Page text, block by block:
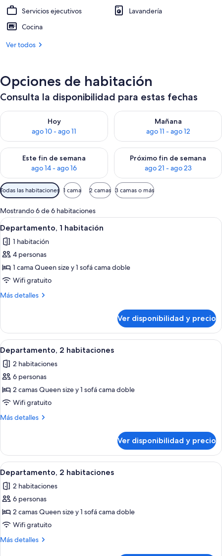
Servicios ejecutivos
Lavandería
Cocina
Ver todos
Opciones de habitación
Consulta la disponibilidad para estas fechas
Hoy
ago 10 - ago 11
Consulta la disponibilidad para hoy ago 10 - ago 11
Mañana
ago 11 - ago 12
Consulta la disponibilidad
Este fin de semana
ago 14 - ago 16
Consulta la disponibilidad para este fin de semana ago 14 -
Próximo fin de semana
ago 21 - ago 23
Consulta la disponibilidad
Filtros
disponibles
para
las
habitaciones
Todas las habitaciones 1 cama 2 camas 3 camas o más
Mostrando 6 de 6 habitaciones
Ver
todas
las
fotos
de
Departamento,
1
Una sala de estar con un sofá gris,
1
Departamento, 1 habitación
1 habitación
4 personas
1 cama Queen size y 1 sofá cama doble
Wifi gratuito
Más detalles
Más
1
habitación
Ver disponibilidad y precio
Ver
todas
las
fotos
de
Departamento,
2
Una cocina moderna con armarios
1
Departamento, 2 habitaciones
2 habitaciones
6 personas
2 camas Queen size y 1 sofá cama doble
Wifi gratuito
Más detalles
Más
2
habitaciones
Ver disponibilidad y precio
Ver
todas
las
fotos
de
Departamento,
2
Una sala de estar moderna con
1
Departamento, 2 habitaciones
2 habitaciones
6 personas
2 camas Queen size y 1 sofá cama doble
Wifi gratuito
Más detalles
Más